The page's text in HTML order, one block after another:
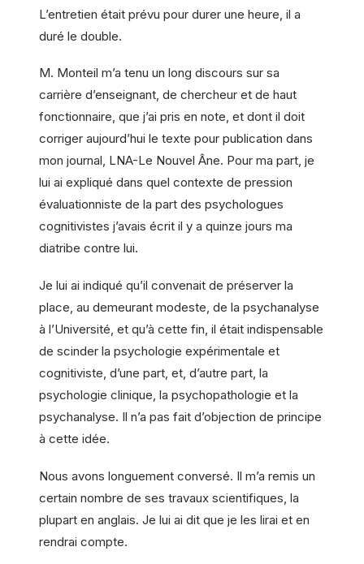
L’entretien était prévu pour durer une heure, il a
duré le double.
M. Monteil m’a tenu un long discours sur sa
carrière d’enseignant, de chercheur et de haut
fonctionnaire, que j’ai pris en note, et dont il doit
corriger aujourd’hui le texte pour publication dans
mon journal, LNA-Le Nouvel Âne. Pour ma part, je
lui ai expliqué dans quel contexte de pression
évaluationniste de la part des psychologues
cognitivistes j’avais écrit il y a quinze jours ma
diatribe contre lui.
Je lui ai indiqué qu’il convenait de préserver la
place, au demeurant modeste, de la psychanalyse
à l’Université, et qu’à cette fin, il était indispensable
de scinder la psychologie expérimentale et
cognitiviste, d’une part, et, d’autre part, la
psychologie clinique, la psychopathologie et la
psychanalyse. Il n’a pas fait d’objection de principe
à cette idée.
Nous avons longuement conversé. Il m’a remis un
certain nombre de ses travaux scientifiques, la
plupart en anglais. Je lui ai dit que je les lirai et en
rendrai compte.